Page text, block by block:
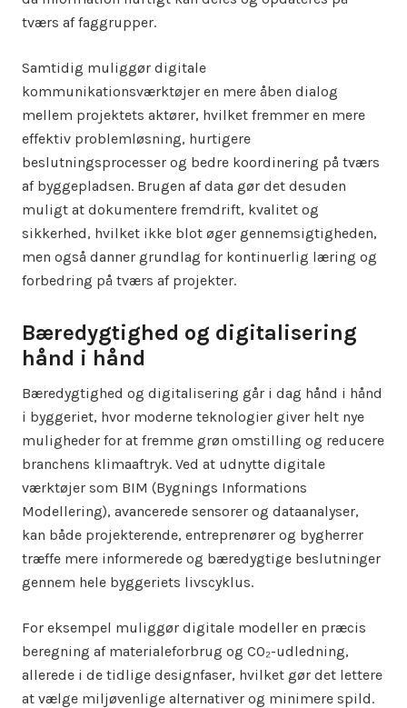
tværs af faggrupper.
Samtidig muliggør digitale
kommunikationsværktøjer en mere åben dialog
mellem projektets aktører, hvilket fremmer en mere
effektiv problemløsning, hurtigere
beslutningsprocesser og bedre koordinering på tværs
af byggepladsen. Brugen af data gør det desuden
muligt at dokumentere fremdrift, kvalitet og
sikkerhed, hvilket ikke blot øger gennemsigtigheden,
men også danner grundlag for kontinuerlig læring og
forbedring på tværs af projekter.
Bæredygtighed og digitalisering
hånd i hånd
Bæredygtighed og digitalisering går i dag hånd i hånd
i byggeriet, hvor moderne teknologier giver helt nye
muligheder for at fremme grøn omstilling og reducere
branchens klimaaftryk. Ved at udnytte digitale
værktøjer som BIM (Bygnings Informations
Modellering), avancerede sensorer og dataanalyser,
kan både projekterende, entreprenører og bygherrer
træffe mere informerede og bæredygtige beslutninger
gennem hele byggeriets livscyklus.
For eksempel muliggør digitale modeller en præcis
beregning af materialeforbrug og CO₂-udledning,
allerede i de tidlige designfaser, hvilket gør det lettere
at vælge miljøvenlige alternativer og minimere spild.